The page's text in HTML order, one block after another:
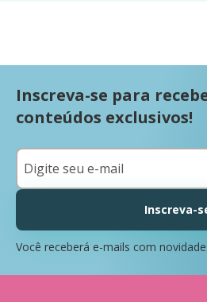
Inscreva-se para
conteúdos exclusivos!
Inscreva-
Você receberá e-mails com